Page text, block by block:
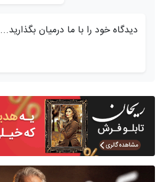
دیدگاه خود را با ما درمیان بگذارید...